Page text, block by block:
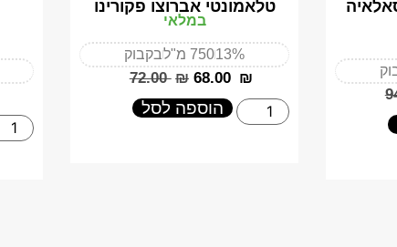
טלאמונטי אברוצו פקורינו
במלאי
13%750 מ"ל בקבוק
‎72.00 ₪ ‎68.00 ₪
הוספה לסל